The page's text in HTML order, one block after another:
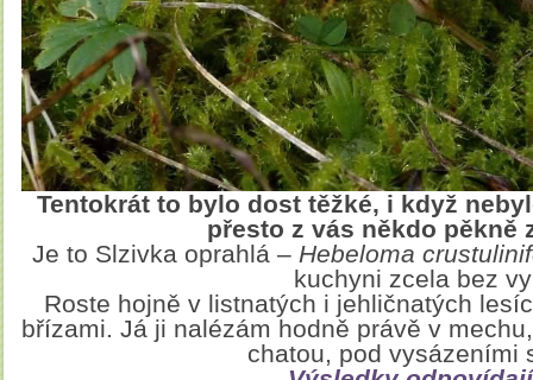
Tentokrát to bylo dost těžké, i když
přesto z vás někdo pěkně
Je to Slzivka oprahlá – Hebeloma
kuchyni zcela bez
Roste hojně v listnatých i jehličnatých
břízami. Já ji nalézám hodně právě v
chatou, pod